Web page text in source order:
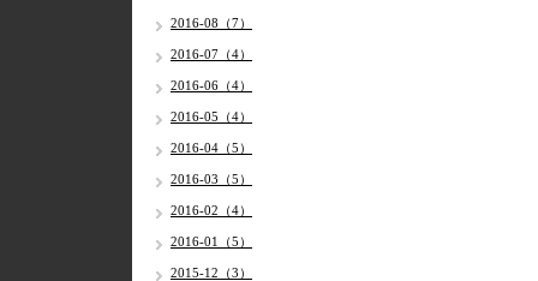
2016-08（7）
2016-07（4）
2016-06（4）
2016-05（4）
2016-04（5）
2016-03（5）
2016-02（4）
2016-01（5）
2015-12（3）